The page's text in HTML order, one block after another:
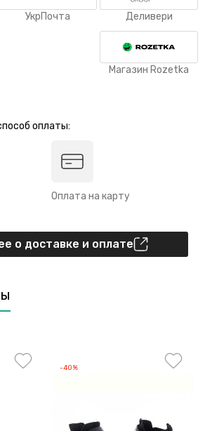
УкрПочта Деливери
Магазин Rozetka
оплаты:
Оплата на карту
о доставке и оплате
-40%